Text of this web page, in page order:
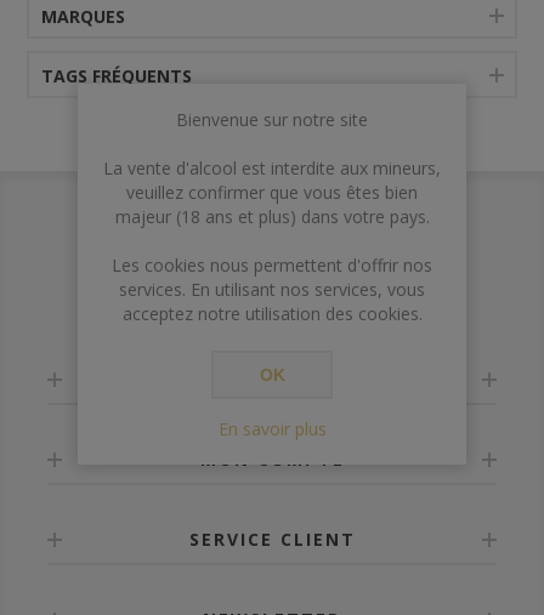
MARQUES
TAGS FRÉQUENTS
INFORMATION
MON COMPTE
SERVICE CLIENT
Bienvenue sur notre site
La vente d'alcool est interdite aux mineurs,
veuillez confirmer que vous êtes bien
majeur (18 ans et plus) dans votre pays.
Les cookies nous permettent d'offrir nos
services. En utilisant nos services, vous
acceptez notre utilisation des cookies.
OK
En savoir plus